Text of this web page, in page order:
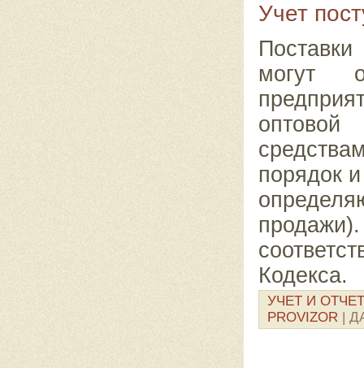
Учет
могут
порядок
Кодекса.
УЧЕТ И
PROVIZOR |